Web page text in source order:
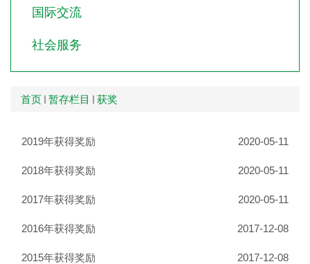
国际交流
社会服务
首页 暂存栏目 获奖
2020-05-11
2019年获得奖励
2020-05-11
2018年获得奖励
2020-05-11
2017年获得奖励
2017-12-08
2016年获得奖励
2017-12-08
2015年获得奖励